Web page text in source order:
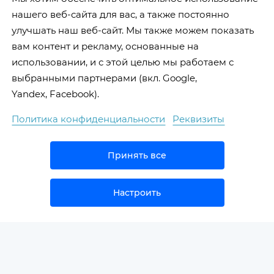
нашего веб-сайта для вас, а также постоянно
улучшать наш веб-сайт. Мы также можем показать
вам контент и рекламу, основанные на
использовании, и с этой целью мы работаем с
выбранными партнерами (вкл. Google,
Yandex, Facebook).
Политика конфиденциальности Реквизиты
Принять все
Настроить